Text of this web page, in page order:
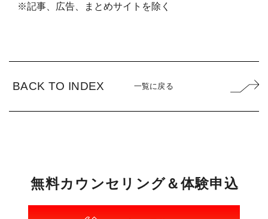
※記事、広告、まとめサイトを除く
BACK TO INDEX 一覧に戻る
無料カ ウ ンセ リ ング＆体験申込